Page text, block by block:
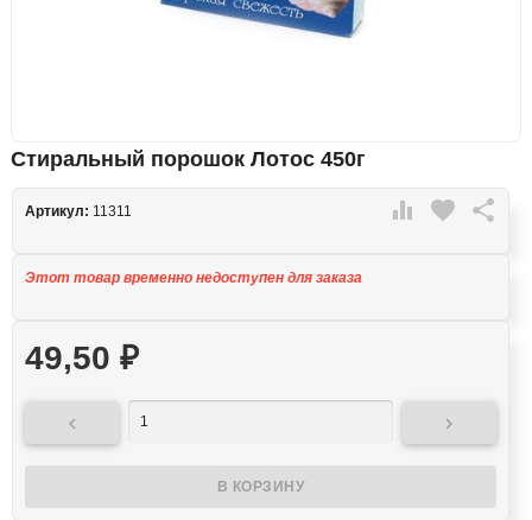
Стиральный порошок Лотос 450г
 favorite 
Артикул: 11311
Этот товар временно недоступен для заказа
49,50 ₽
 